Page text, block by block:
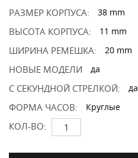
РАЗМЕР КОРПУСА: 38 mm
ВЫСОТА КОРПУСА: 11 mm
ШИРИНА РЕМЕШКА: 20 mm
НОВЫЕ МОДЕЛИ да
С СЕКУНДНОЙ СТРЕЛКОЙ: да
ФОРМА ЧАСОВ: Круглые
КОЛ-ВО: